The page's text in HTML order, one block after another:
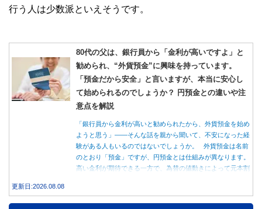
行う人は少数派といえそうです。
80代の父は、銀行員から「金利が高いですよ」と
勧められ、“外貨預金”に興味を持っています。
「預金だから安全」と言いますが、本当に安心し
て始められるのでしょうか？ 円預金との違いや注
意点を解説
「銀行員から金利が高いと勧められたから、外貨預金を始め
ようと思う」――そんな話を親から聞いて、不安になった経
験がある人もいるのではないでしょうか。 外貨預金は名前
のとおり「預金」ですが、円預金とは仕組みが異なります。
高い金利が期待できる一方で、為替の値動きによって元本割
更新日:2026.08.08